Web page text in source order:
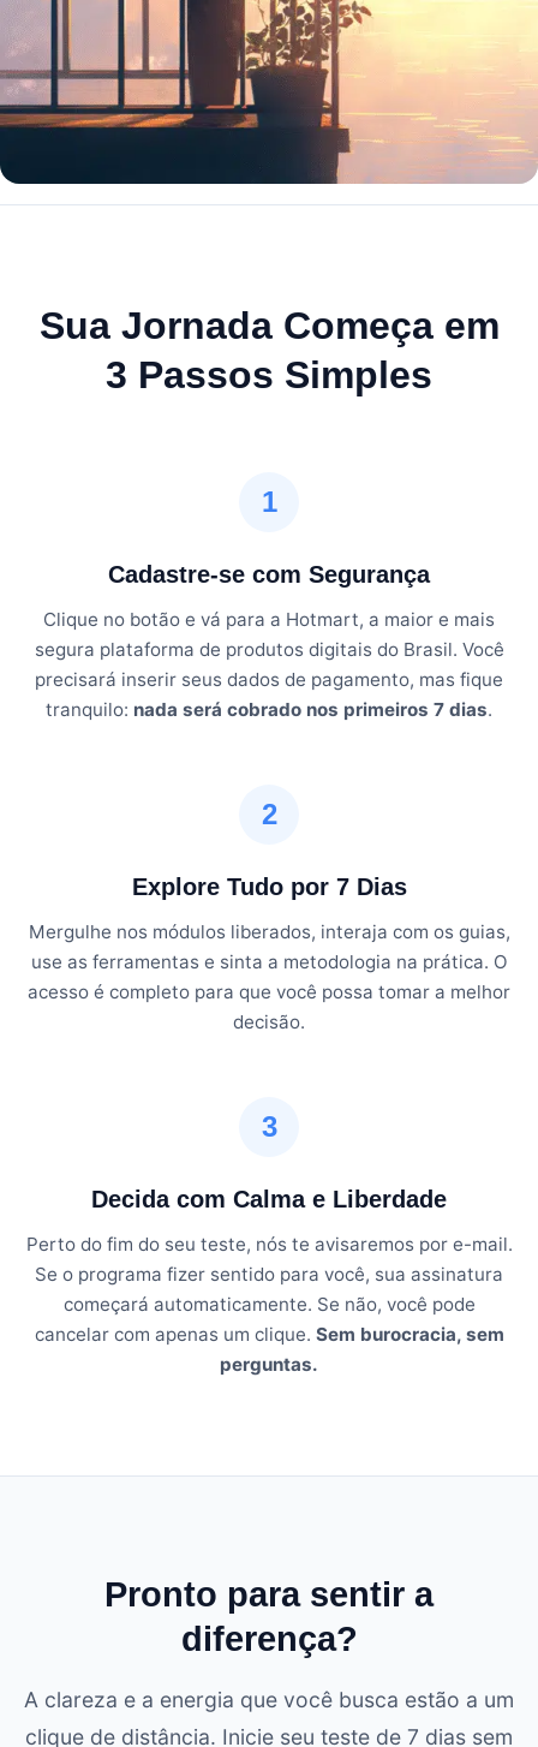
Sua Jornada Começa em
3 Passos Simples
1
Cadastre-se com Segurança
Clique no botão e vá para a Hotmart, a maior e mais
segura plataforma de produtos digitais do Brasil. Você
precisará inserir seus dados de pagamento, mas fique
tranquilo: nada será cobrado nos primeiros 7 dias.
2
Explore Tudo por 7 Dias
Mergulhe nos módulos liberados, interaja com os guias,
use as ferramentas e sinta a metodologia na prática. O
acesso é completo para que você possa tomar a melhor
decisão.
3
Decida com Calma e Liberdade
Perto do fim do seu teste, nós te avisaremos por e-mail.
Se o programa fizer sentido para você, sua assinatura
começará automaticamente. Se não, você pode
cancelar com apenas um clique. Sem burocracia, sem
perguntas.
Pronto para sentir a
diferença?
A clareza e a energia que você busca estão a um
clique de distância. Inicie seu teste de 7 dias sem